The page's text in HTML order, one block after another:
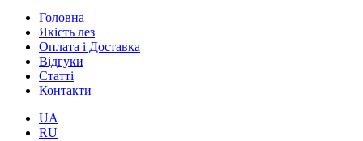
Головна
Якість лез
Оплата і Доставка
Відгуки
Статті
Контакти
UA
RU